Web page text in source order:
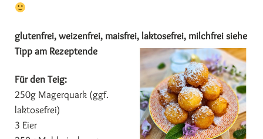
glutenfrei, weizenfrei, maisfrei, laktosefrei, milchfrei siehe
Tipp am Rezeptende
Für den Teig:
250g Magerquark (ggf.
laktosefrei)
3 Eier